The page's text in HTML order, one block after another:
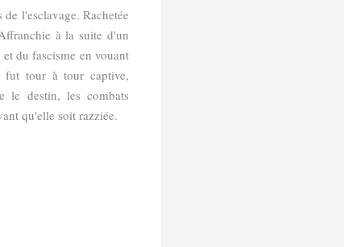
l'esclavage. Rachetée
à la suite d'un
du fascisme en vouant
fut tour à tour captive,
le destin, les combats
qu'elle soit razziée.